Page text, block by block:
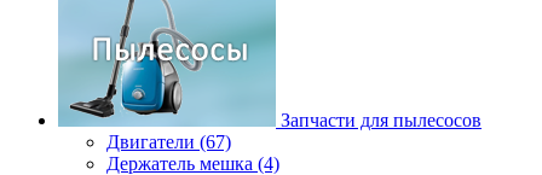
Запчасти для пылесосов
Двигатели (67)
Держатель мешка (4)